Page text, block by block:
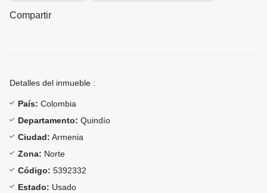
Compartir
Detalles del inmueble :
País: Colombia
Departamento: Quindío
Ciudad: Armenia
Zona: Norte
Código: 5392332
Estado: Usado